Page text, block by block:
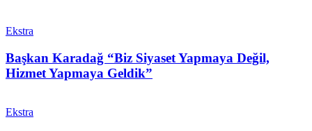
Ekstra
Başkan Karadağ “Biz Siyaset Yapmaya Değil,
Hizmet Yapmaya Geldik”
Ekstra